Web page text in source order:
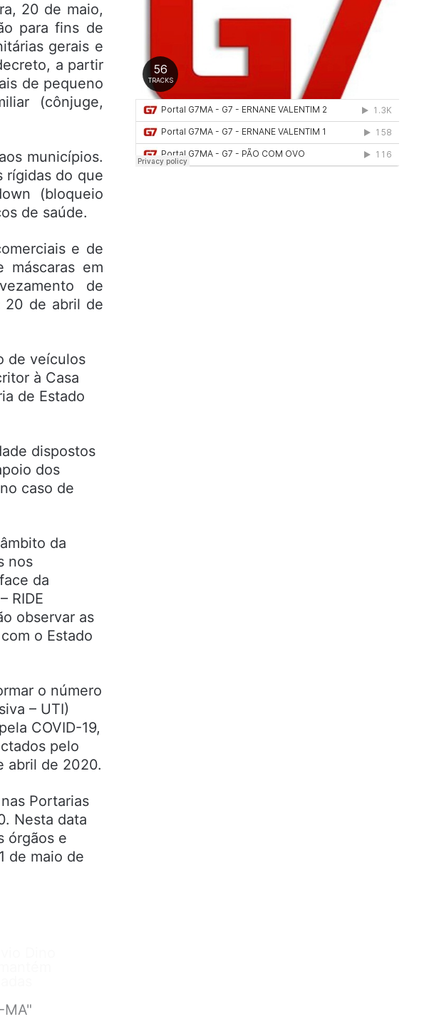
20 de maio,
para fins de
gerais e
a partir
de pequeno
(cônjuge,
municípios.
rígidas do que
(bloqueio
de saúde.
e de
máscaras em
de
20 de abril de
de veículos
à Casa
de Estado
dispostos
dos
caso de
da
nos
da
RIDE
observar as
o Estado
o número
– UTI)
COVID-19,
pelo
abril de 2020.
Portarias
Nesta data
órgãos e
de maio de
MA"